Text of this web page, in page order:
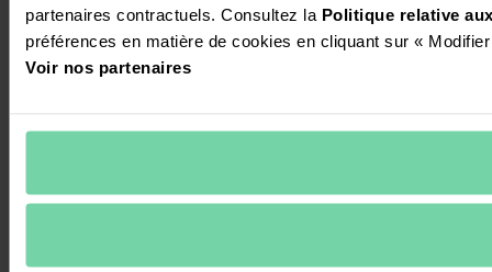
partenaires contractuels. Consultez la Politique relative
préférences en matière de cookies en cliquant sur «
Voir nos partenaires